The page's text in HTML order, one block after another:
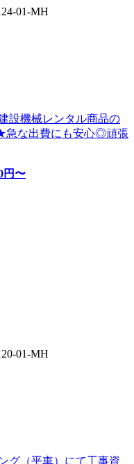
01-MH
設機械レンタル商品の
急な出費にも安心◎頑張
円〜
01-MH
グ（平車）にて工事資